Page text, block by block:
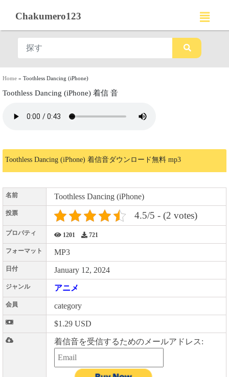
Chakumero123
Home » Toothless Dancing (iPhone)
Toothless Dancing (iPhone) 着信 音
Toothless Dancing (iPhone) 着信音ダウンロード無料 mp3
名前 Toothless Dancing (iPhone)
投票 4.5/5 - (2 votes)
プロパティ 1201 721
フォーマット MP3
日付 January 12, 2024
ジャンル アニメ
会員 category
$1.29 USD
着信音を受信するためのメールアドレス: